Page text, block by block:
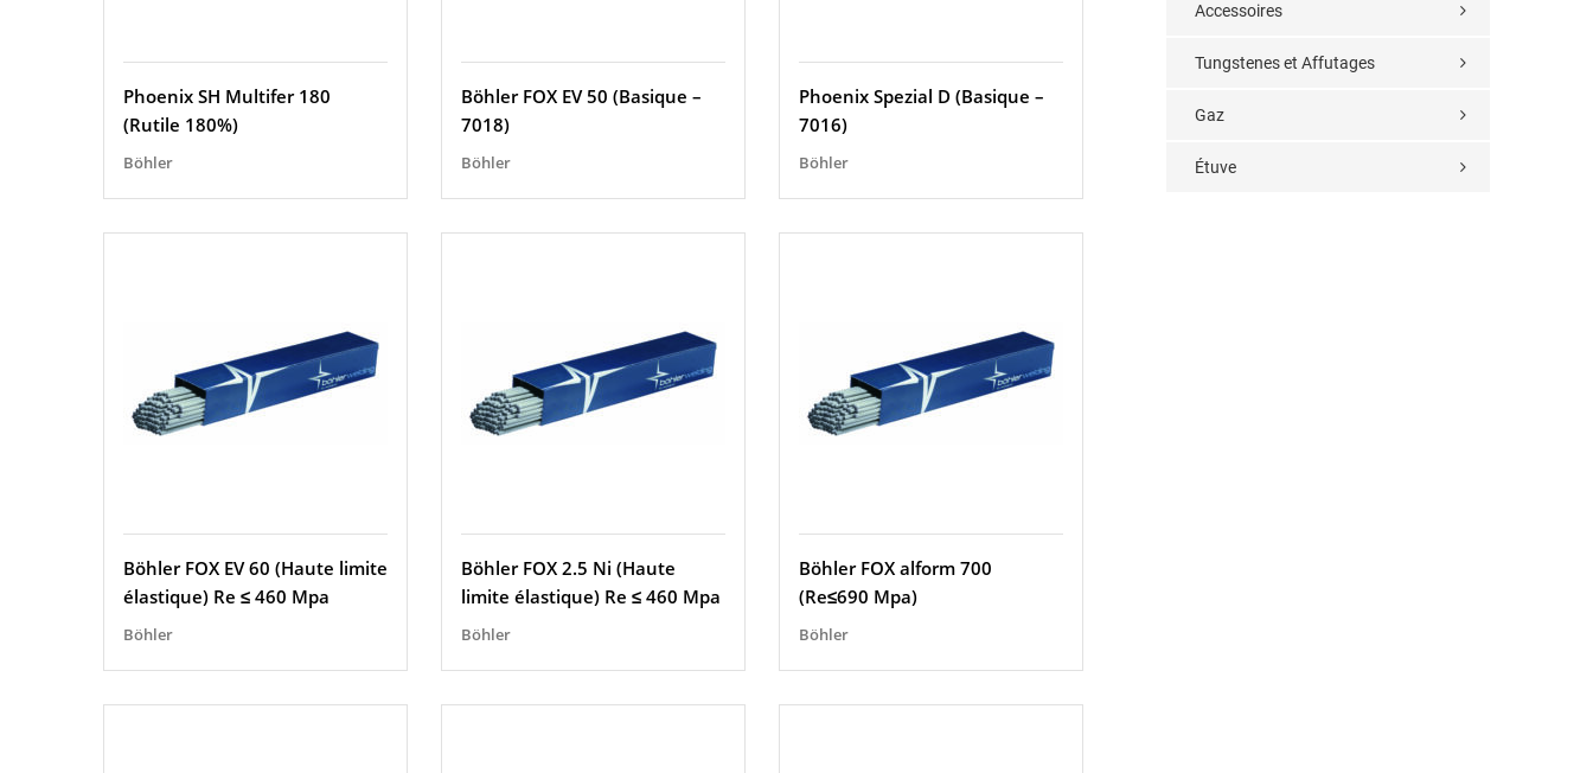
Accessoires
Tungstenes et Affutages
Gaz
Étuve
Phoenix SH Multifer 180
(Rutile 180%)
Böhler
Böhler FOX EV 50 (Basique –
7018)
Böhler
Phoenix Spezial D (Basique –
7016)
Böhler
Böhler FOX EV 60 (Haute limite
élastique) Re ≤ 460 Mpa
Böhler
Böhler FOX 2.5 Ni (Haute
limite élastique) Re ≤ 460 Mpa
Böhler
Böhler FOX alform 700
(Re≤690 Mpa)
Böhler